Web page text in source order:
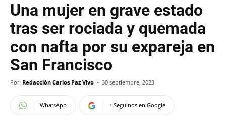
Una mujer en grave estado
tras ser rociada y quemada
con nafta por su expareja en
San Francisco
Por Redacción Carlos Paz Vivo - 30 septiembre, 2023
WhatsApp + Seguinos en Google